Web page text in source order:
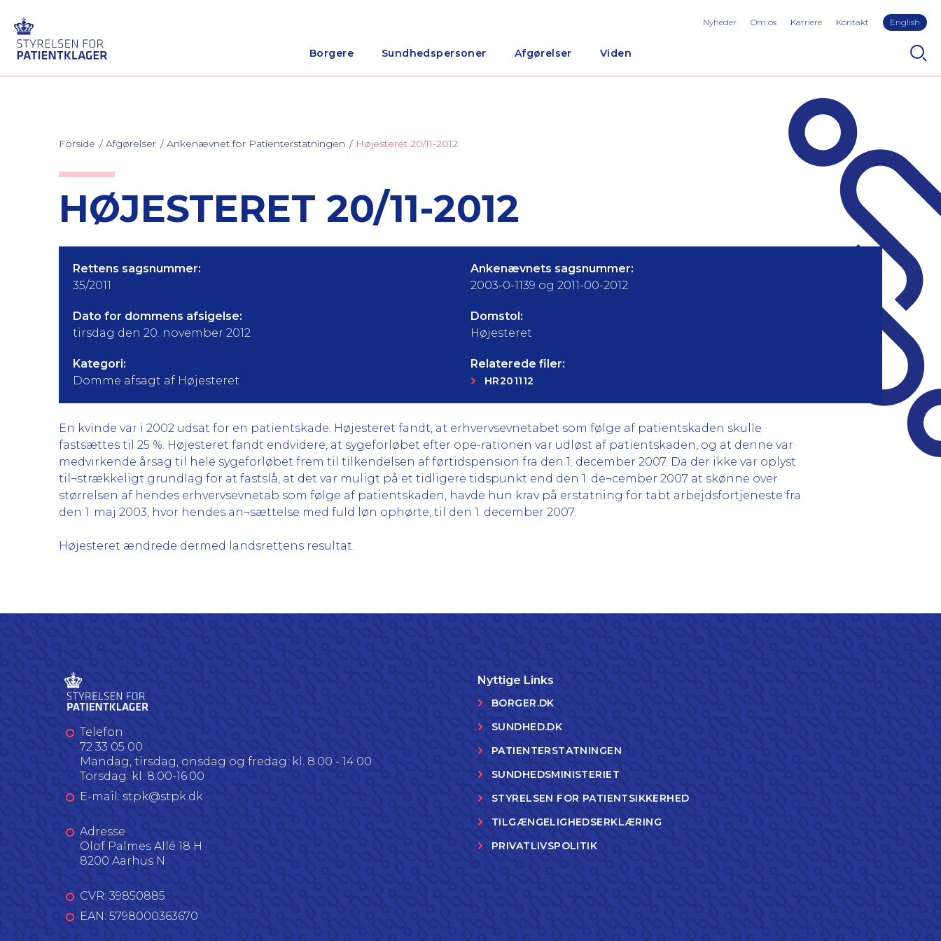
Borgere Sundhedspersoner Afgørelser Viden
Nyheder Om os Karriere Kontakt English
Forside Afgørelser Ankenævnet for Patienterstatningen Højesteret 20/11-2012
HØJESTERET 20/11-2012
Rettens sagsnummer:
35/2011
Ankenævnets sagsnummer:
2003-0-1139 og 2011-00-2012
Dato for dommens afsigelse:
tirsdag den 20. november 2012
Domstol:
Højesteret
Kategori:
Domme afsagt af Højesteret
Relaterede filer:
HR201112
En kvinde var i 2002 udsat for en patientskade. Højesteret fandt, at erhvervsevnetabet som følge af patientskaden skulle
fastsættes til 25 %. Højesteret fandt endvidere, at sygeforløbet efter ope-rationen var udløst af patientskaden, og at denne var
medvirkende årsag til hele sygeforløbet frem til tilkendelsen af førtidspension fra den 1. december 2007. Da der ikke var oplyst
til¬strækkeligt grundlag for at fastslå, at det var muligt på et tidligere tidspunkt end den 1. de¬cember 2007 at skønne over
størrelsen af hendes erhvervsevnetab som følge af patientskaden, havde hun krav på erstatning for tabt arbejdsfortjeneste fra
den 1. maj 2003, hvor hendes an¬sættelse med fuld løn ophørte, til den 1. december 2007.
Højesteret ændrede dermed landsrettens resultat.
Telefon
72 33 05 00
Mandag, tirsdag, onsdag og fredag: kl. 8.00 - 14.00
Torsdag: kl. 8.00-16.00
E-mail: stpk@stpk.dk
Adresse
Olof Palmes Allé 18 H
8200 Aarhus N
CVR: 39850885
EAN: 5798000363670
Nyttige Links
BORGER.DK
SUNDHED.DK
PATIENTERSTATNINGEN
SUNDHEDSMINISTERIET
STYRELSEN FOR PATIENTSIKKERHED
TILGÆNGELIGHEDSERKLÆRING
PRIVATLIVSPOLITIK